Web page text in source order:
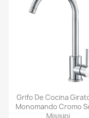
Grifo De Cocina
Monomando Cromo
Misisipi